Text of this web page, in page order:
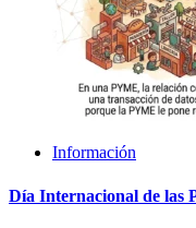
Información
Día Internacional de las